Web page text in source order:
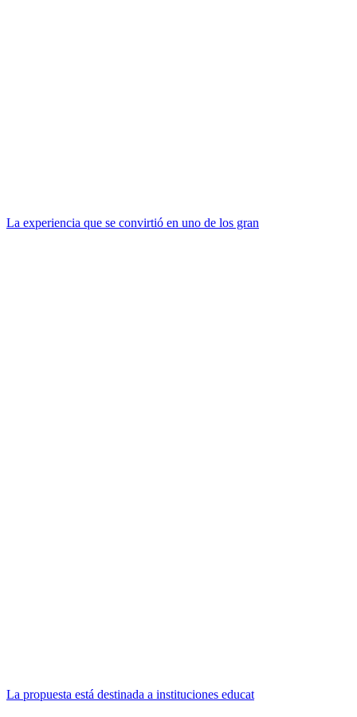
La experiencia que se convirtió en uno de los gran
La propuesta está destinada a instituciones educat